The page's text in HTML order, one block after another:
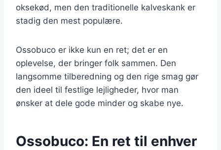
oksekød, men den traditionelle kalveskank er
stadig den mest populære.
Ossobuco er ikke kun en ret; det er en
oplevelse, der bringer folk sammen. Den
langsomme tilberedning og den rige smag gør
den ideel til festlige lejligheder, hvor man
ønsker at dele gode minder og skabe nye.
Ossobuco: En ret til enhver